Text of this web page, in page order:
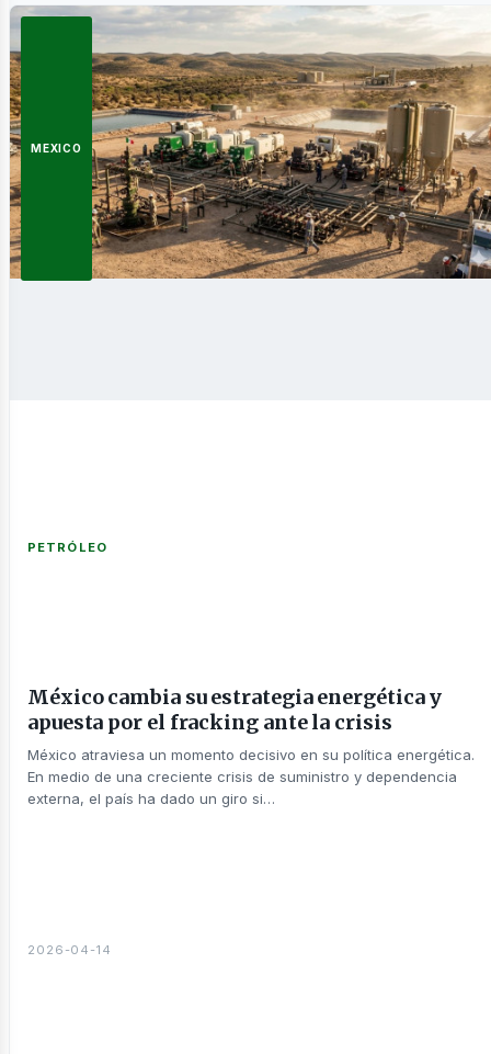
MEXICO
PETRÓLEO
México cambia su estrategia energética y
apuesta por el fracking ante la crisis
México atraviesa un momento decisivo en su política energética.
En medio de una creciente crisis de suministro y dependencia
externa, el país ha dado un giro si…
2026-04-14